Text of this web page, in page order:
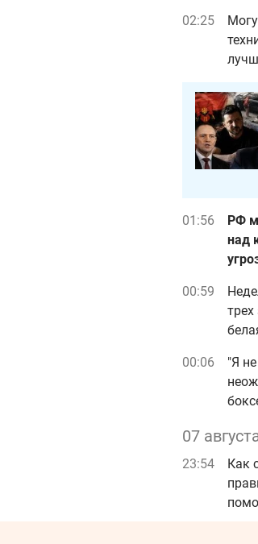
02:25
01:56
РФ
над
00:59
00:06
"Я
07
23:54
Как